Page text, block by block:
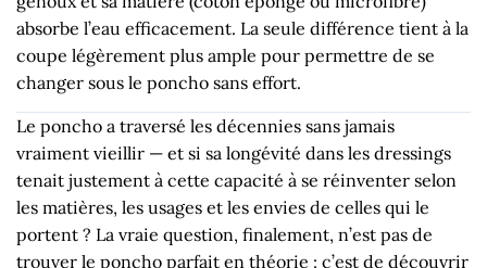
absorbe l’eau efficacement. La seule différence tient à la
coupe légèrement plus ample pour permettre de se
changer sous le poncho sans effort.
Le poncho a traversé les décennies sans jamais
vraiment vieillir — et si sa longévité dans les dressings
tenait justement à cette capacité à se réinventer selon
les matières, les usages et les envies de celles qui le
portent ? La vraie question, finalement, n’est pas de
trouver le poncho parfait en théorie : c’est de découvrir